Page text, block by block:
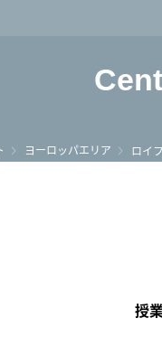
谷大学
ヨーロッパエリア ロイ
授